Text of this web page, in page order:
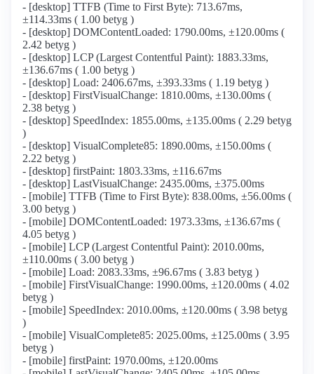
- [desktop] TTFB (Time to First Byte): 713.67ms,
±114.33ms ( 1.00 betyg )
- [desktop] DOMContentLoaded: 1790.00ms, ±120.00ms (
2.42 betyg )
- [desktop] LCP (Largest Contentful Paint): 1883.33ms,
±136.67ms ( 1.00 betyg )
- [desktop] Load: 2406.67ms, ±393.33ms ( 1.19 betyg )
- [desktop] FirstVisualChange: 1810.00ms, ±130.00ms (
2.38 betyg )
- [desktop] SpeedIndex: 1855.00ms, ±135.00ms ( 2.29 betyg
)
- [desktop] VisualComplete85: 1890.00ms, ±150.00ms (
2.22 betyg )
- [desktop] firstPaint: 1803.33ms, ±116.67ms
- [desktop] LastVisualChange: 2435.00ms, ±375.00ms
- [mobile] TTFB (Time to First Byte): 838.00ms, ±56.00ms (
3.00 betyg )
- [mobile] DOMContentLoaded: 1973.33ms, ±136.67ms (
4.05 betyg )
- [mobile] LCP (Largest Contentful Paint): 2010.00ms,
±110.00ms ( 3.00 betyg )
- [mobile] Load: 2083.33ms, ±96.67ms ( 3.83 betyg )
- [mobile] FirstVisualChange: 1990.00ms, ±120.00ms ( 4.02
betyg )
- [mobile] SpeedIndex: 2010.00ms, ±120.00ms ( 3.98 betyg
)
- [mobile] VisualComplete85: 2025.00ms, ±125.00ms ( 3.95
betyg )
- [mobile] firstPaint: 1970.00ms, ±120.00ms